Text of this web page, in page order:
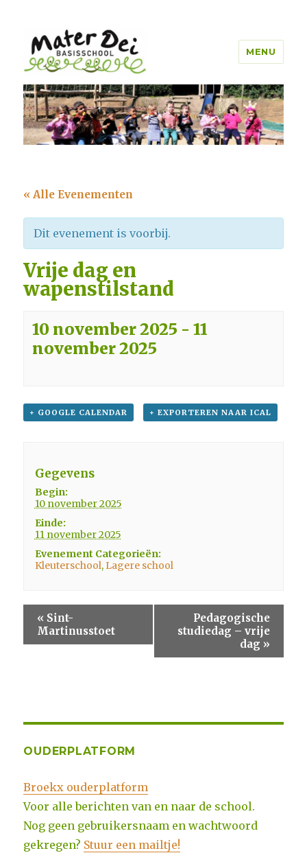
Mater Dei Genk
MENU
« Alle Evenementen
Dit evenement is voorbij.
Vrije dag en
wapenstilstand
10 november 2025 -11
november 2025
+ GOOGLE CALENDAR + EXPORTEREN NAAR ICAL
Gegevens
Begin:
10 november 2025
Einde:
11 november 2025
Evenement Categorieën:
Kleuterschool, Lagere school
« Sint-
Martinusstoet
Pedagogische
studiedag – vrije
dag »
OUDERPLATFORM
Broekx ouderplatform
Voor alle berichten van en naar de school.
Nog geen gebruikersnaam en wachtwoord
gekregen? Stuur een mailtje!